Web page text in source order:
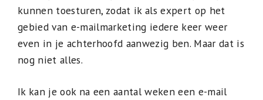
kunnen toesturen, zodat ik als expert op het
gebied van e-mailmarketing iedere keer weer
even in je achterhoofd aanwezig ben. Maar dat is
nog niet alles.
Ik kan je ook na een aantal weken een e-mail